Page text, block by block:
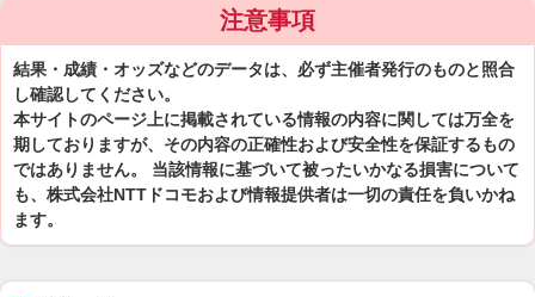
注意事項
結果・成績・オッズなどのデータは、必ず主催者発行のものと照合
し確認してください。
本サイトのページ上に掲載されている情報の内容に関しては万全を
期しておりますが、その内容の正確性および安全性を保証するもの
ではありません。 当該情報に基づいて被ったいかなる損害について
も、株式会社NTTドコモおよび情報提供者は一切の責任を負いかね
ます。